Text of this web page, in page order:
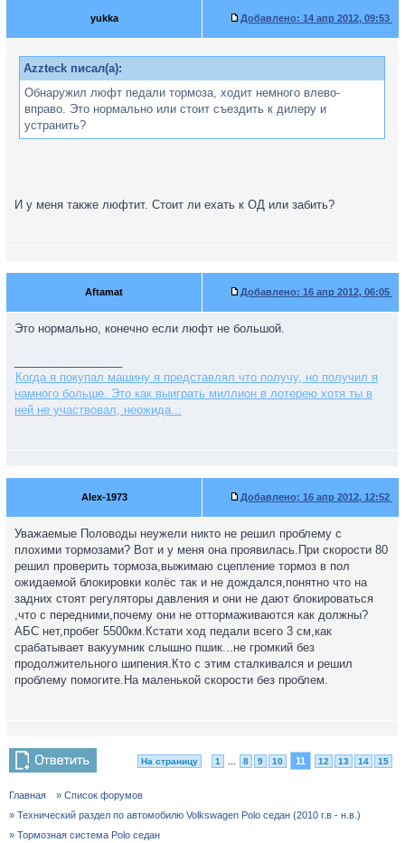
yukka Добавлено: 14 апр 2012, 09:53
Azzteck писал(а):
Обнаружил люфт педали тормоза, ходит немного влево-
вправо. Это нормально или стоит съездить к дилеру и
устранить?
И у меня также люфтит. Стоит ли ехать к ОД или забить?
Aftamat Добавлено: 16 апр 2012, 06:05
Это нормально, конечно если люфт не большой.
Когда я покупал машину я представлял что получу, но получил я
намного больше. Это как выиграть миллион в лотерею хотя ты в
ней не участвовал, неожида...
Alex-1973 Добавлено: 16 апр 2012, 12:52
Уважаемые Половоды неужели никто не решил проблему с
плохими тормозами? Вот и у меня она проявилась.При скорости 80
решил проверить тормоза,выжимаю сцепление тормоз в пол
ожидаемой блокировки колёс так и не дождался,понятно что на
задних стоят регуляторы давления и они не дают блокироваться
,что с передними,почему они не оттормаживаются как должны?
АБС нет,пробег 5500км.Кстати ход педали всего 3 см,как
срабатывает вакуумник слышно пшик...не громкий без
продолжительного шипения.Кто с этим сталкивался и решил
проблему помогите.На маленькой скорости без проблем.
На страницу 1 8 9 10 11 12 13 14 15
Главная
» Список форумов
» Технический раздел по автомобилю Volkswagen Polo седан (2010 г.в - н.в.)
» Тормозная система Polo седан